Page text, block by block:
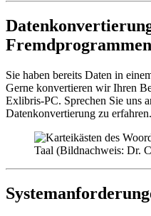
Fremdprogrammen
Sie haben bereits Daten in
Gerne konvertieren wir Ihren
Exlibris-PC. Sprechen Sie uns
Datenkonvertierung zu erfahren.